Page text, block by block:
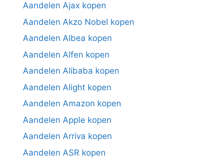
Aandelen Ajax kopen
Aandelen Akzo Nobel kopen
Aandelen Albea kopen
Aandelen Alfen kopen
Aandelen Alibaba kopen
Aandelen Alight kopen
Aandelen Amazon kopen
Aandelen Apple kopen
Aandelen Arriva kopen
Aandelen ASR kopen